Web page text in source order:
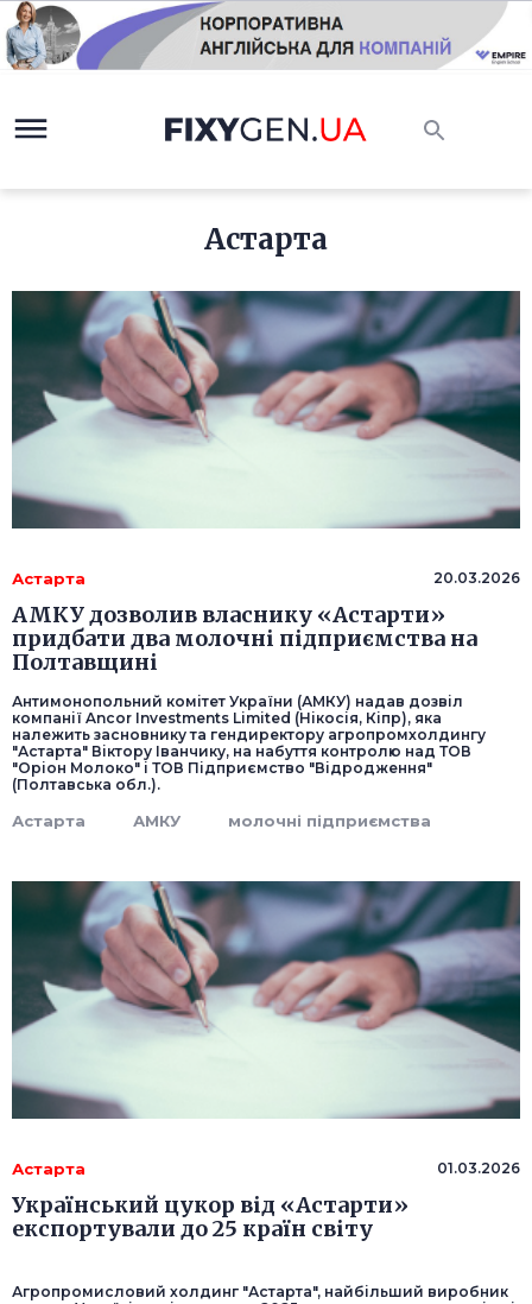
Астарта
Астарта 20.03.2026
АМКУ дозволив власнику «Астарти»
придбати два молочні підприємства на
Полтавщині
Антимонопольний комітет України (АМКУ) надав дозвіл
компанії Ancor Investments Limited (Нікосія, Кіпр), яка
належить засновнику та гендиректору агропромхолдингу
"Астарта" Віктору Іванчику, на набуття контролю над ТОВ
"Оріон Молоко" і ТОВ Підприємство "Відродження"
(Полтавська обл.).
Астарта АМКУ молочні підприємства
Астарта 01.03.2026
Український цукор від «Астарти»
експортували до 25 країн світу
Агропромисловий холдинг "Астарта", найбільший виробник